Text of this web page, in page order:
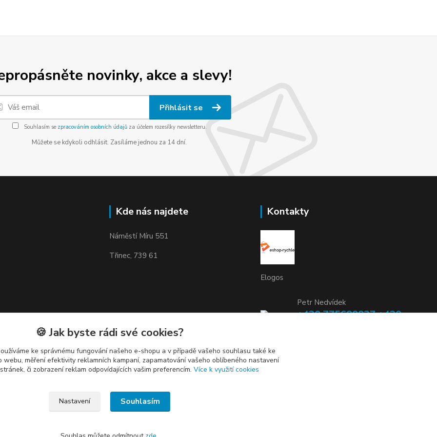
novinky, akce a slevy!
Přihlásit se
Souhlasím se zpracováním osobních údajůza účelem rozesílky newsletteru.
Můžete se kdykoli odhlásit. Zasíláme jednou za 14 dní.
Kde nás najdete
Náměstí Míru 551
Třinec, 739 61
Kontakty
Elogos
Petr Nedvídek
+420 775688827 +420
info@elogos.cz
🍪 Jak byste rádi své cookies?
ke správnému fungování našeho e-shopu a v případě vašeho souhlasu také ke
měření efektivity reklamních kampaní, zapamatování vašeho oblíbeného nastavení
či zobrazení reklam odpovídajících vašim preferencím. Více k využití cookies
Nastavení Souhlasím